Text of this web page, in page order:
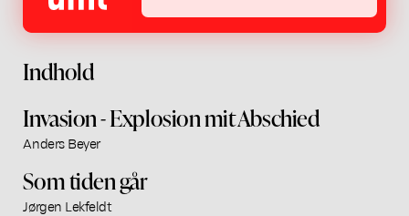
Indhold
Invasion - Explosion mit Abschied
Anders Beyer
Som tiden går
Jørgen Lekfeldt